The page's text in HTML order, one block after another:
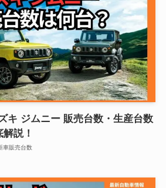
キ ジムニー 販売台数・生産台数
説！
車販売台数